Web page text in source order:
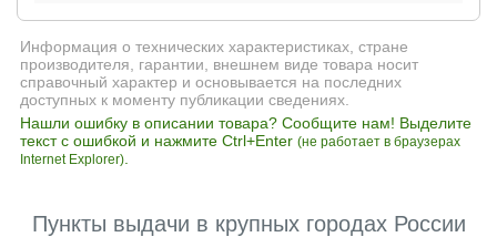
Информация о технических характеристиках, стране
производителя, гарантии, внешнем виде товара носит
справочный характер и основывается на последних
доступных к моменту публикации сведениях.
Нашли ошибку в описании товара? Сообщите нам! Выделите
текст с ошибкой и нажмите Ctrl+Enter (не работает в браузерах
Internet Explorer)
Пункты выдачи в крупных городах России